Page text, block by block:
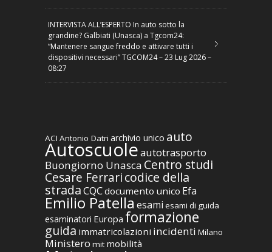
INTERVISTA ALL’ESPERTO In auto sotto la
grandine? Galbiati (Unasca) a Tgcom24:
“Mantenere sangue freddo e attivare tutti i
dispositivi necessari” TGCOM24 – 23 Lug 2026 –
08:27
ACI Antonio Datri archivio unico auto
Autoscuoleautotrasporto
Buongiorno Unasca Centro studi
Cesare Ferraricodice della
stradaCQCdocumento unico Efa
Emilio Patella esami esami di guida
esaminatori Europa formazione
guida immatricolazioni incidenti Milano
Ministero mit mobilità